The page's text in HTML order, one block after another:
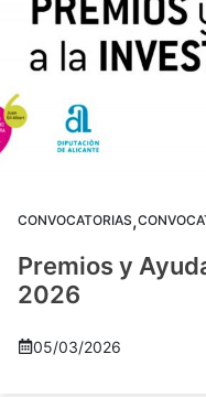
CONVOCATORIAS,
Premios y
2026
05/03/2026